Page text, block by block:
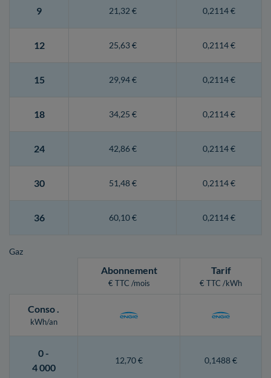
9 21,32 € 0,2114 €
12 25,63 € 0,2114 €
15 29,94 € 0,2114 €
18 34,25 € 0,2114 €
24 42,86 € 0,2114 €
30 51,48 € 0,2114 €
36 60,10 € 0,2114 €
Gaz
Abonnement
€ TTC /mois
Tarif
€ TTC /kWh
Conso.
kWh/an
0 -
4 000
12,70 € 0,1488 €